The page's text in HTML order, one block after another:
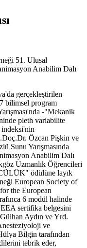
51. Ulusal
Anabilim Dalı
gerçekleştirilen
bilimsel program
-"Mekanik
pleth variabilite
Özcan Pişkin ve
Sunu Yarışmasında
Anabilim Dalı
Uzmanlık Öğrencileri
ödülüne layık
European Society of
the European
6 modül halinde
sertifika belgesini
Aydın ve Yrd.
ve
Bilgin tarafından
tebrik eder,